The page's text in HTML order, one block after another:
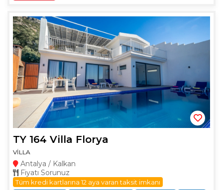
TY 164 Villa Florya
VİLLA
Antalya / Kalkan
Fiyatı Sorunuz
Tüm kredi kartlarına 12 aya varan taksit imkanı